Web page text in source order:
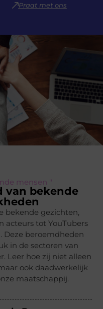
Praat met ons
mensen "
van bekende
bekende gezichten,
acteurs tot YouTubers
Deze beroemdheden
in de sectoren van
Leer hoe zij niet alleen
ook daadwerkelijk
maatschappij.